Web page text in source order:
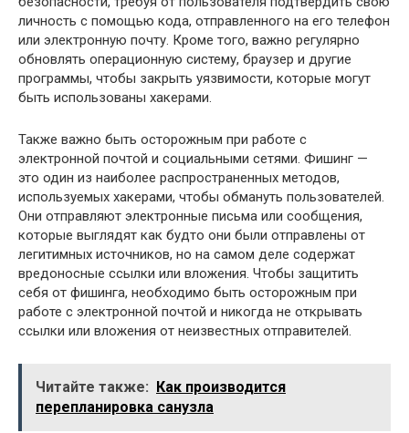
личность с помощью кода, отправленного на его телефон
или электронную почту. Кроме того, важно регулярно
обновлять операционную систему, браузер и другие
программы, чтобы закрыть уязвимости, которые могут
быть использованы хакерами.
Также важно быть осторожным при работе с
электронной почтой и социальными сетями. Фишинг —
это один из наиболее распространенных методов,
используемых хакерами, чтобы обмануть пользователей.
Они отправляют электронные письма или сообщения,
которые выглядят как будто они были отправлены от
легитимных источников, но на самом деле содержат
вредоносные ссылки или вложения. Чтобы защитить
себя от фишинга, необходимо быть осторожным при
работе с электронной почтой и никогда не открывать
ссылки или вложения от неизвестных отправителей.
Читайте также: Как производится
перепланировка санузла